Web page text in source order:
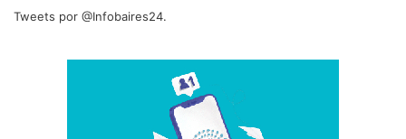
Tweets por @Infobaires24.